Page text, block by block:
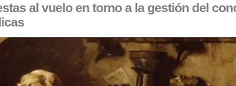
al vuelo en torno a la gestión del